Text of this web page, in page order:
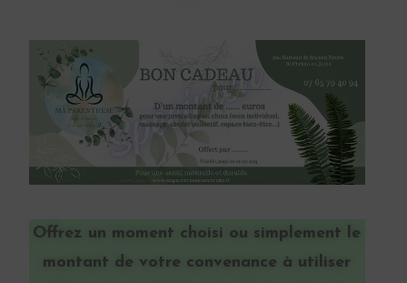
Offrez un moment choisi ou simplement le
montant de votre convenance à utiliser